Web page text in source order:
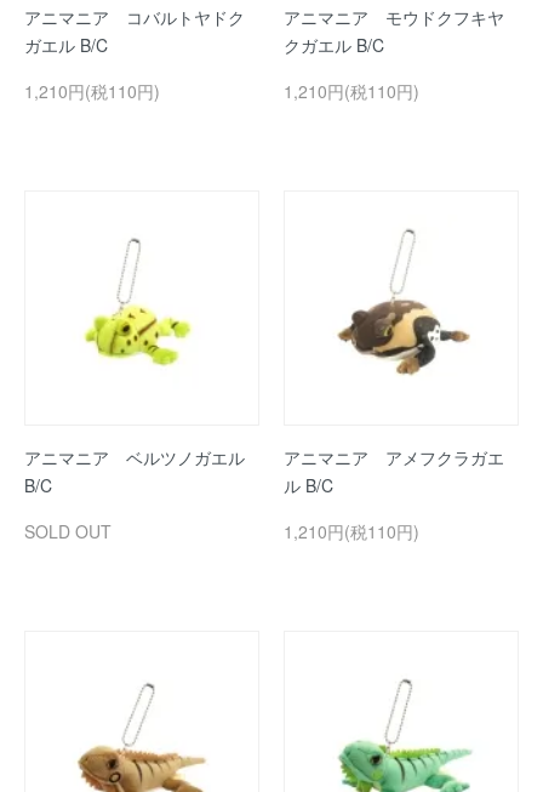
アニマニア コバルトヤドク
ガエル B/C
1,210円(税110円)
アニマニア モウドクフキヤ
クガエル B/C
1,210円(税110円)
アニマニア ベルツノガエル
B/C
SOLD OUT
アニマニア アメフクラガエ
ル B/C
1,210円(税110円)